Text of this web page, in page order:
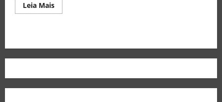
Leia Mais